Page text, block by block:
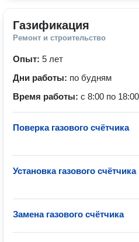
Газификация
Ремонт и строительство
Опыт: 5 лет
Дни работы: по будням
Время работы: с 8:00 по 18:00
Поверка газового счётчика
Установка газового счётчика
Замена газового счётчика